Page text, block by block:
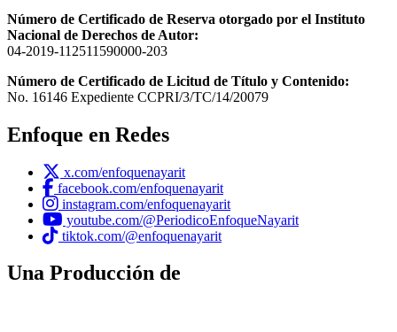
Número de Certificado de Reserva otorgado por el Instituto
Nacional de Derechos de Autor:
04-2019-112511590000-203
Número de Certificado de Licitud de Título y Contenido:
No. 16146 Expediente CCPRI/3/TC/14/20079
Enfoque en Redes
x.com/enfoquenayarit
facebook.com/enfoquenayarit
instagram.com/enfoquenayarit
youtube.com/@PeriodicoEnfoqueNayarit
tiktok.com/@enfoquenayarit
Una Producción de